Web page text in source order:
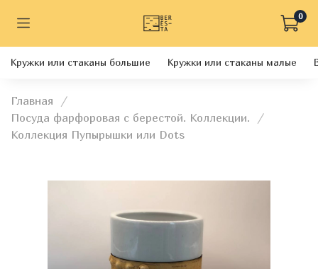
0
Кружки или стаканы большие Кружки или стаканы малые
Главная
Посуда фарфоровая с берестой. Коллекции.
Коллекция Пупырышки или Dots